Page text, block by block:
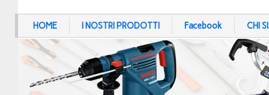
HOME I NOSTRI PRODOTTI Facebook CHI